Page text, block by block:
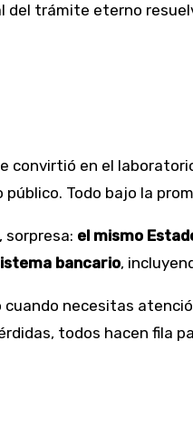
del trámite eterno
convirtió en el
Todo bajo la
sorpresa: el mismo
bancario,
necesitas
todos hacen fila